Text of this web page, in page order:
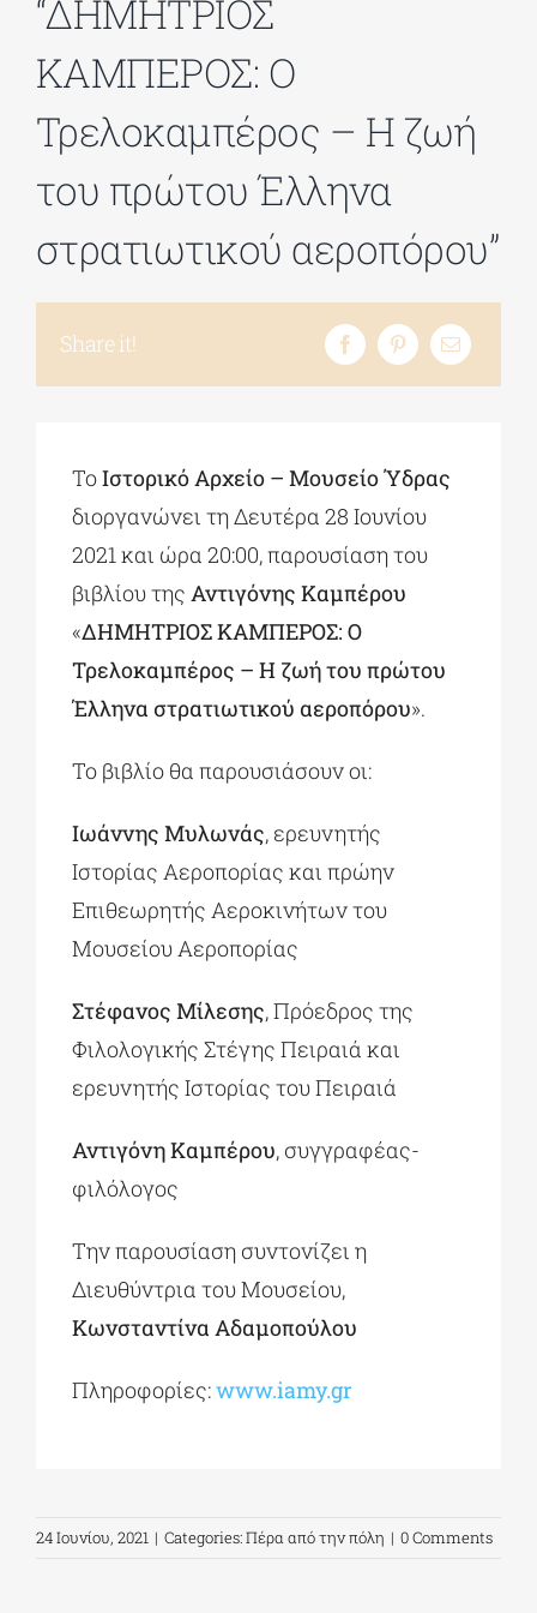
ΔΙΔΑΚΤΟΡΙΚΑ
ΕΚΠΑΙΔΕΥΤΙΚΑ ΙΔΡΥΜΑΤΑ
ΔΗΜΟΙ
ΕΚΔΗΛΩΣΕΙΣ
“ΔΗΜΗΤΡΙΟΣ
ΚΑΜΠΕΡΟΣ: Ο
Τρελοκαμπέρος – Η ζωή
του πρώτου Έλληνα
στρατιωτικού αεροπόρου”
Share it!
ΤοΙστορικό Αρχείο – Μουσείο Ύδρας
διοργανώνει τη Δευτέρα 28 Ιουνίου
2021 και ώρα 20:00, παρουσίαση του
βιβλίου της Αντιγόνης Καμπέρου
«ΔΗΜΗΤΡΙΟΣ ΚΑΜΠΕΡΟΣ: Ο
Τρελοκαμπέρος – Η ζωή του πρώτου
Έλληνα στρατιωτικού αεροπόρου».
Το βιβλίο θα παρουσιάσουν οι:
Ιωάννης Μυλωνάς, ερευνητής
Ιστορίας Αεροπορίας και πρώην
Επιθεωρητής Αεροκινήτων του
Μουσείου Αεροπορίας
Στέφανος Μίλεσης, Πρόεδρος της
Φιλολογικής Στέγης Πειραιά και
ερευνητής Ιστορίας του Πειραιά
Αντιγόνη Καμπέρου, συγγραφέας-
φιλόλογος
Την παρουσίαση συντονίζει η
Διευθύντρια του Μουσείου,
Κωνσταντίνα Αδαμοπούλου
Πληροφορίες:www.iamy.gr
24 Ιουνίου, 2021 | Categories:Πέρα από την πόλη | 0 Comments